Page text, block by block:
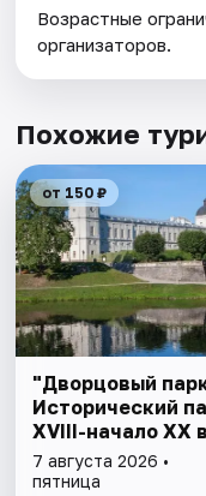
Возрастные
организаторов.
Похожие
от 150 ₽
"Дворцовый
Исторический
XVIII-начало XX
7 августа 2026 •
пятница